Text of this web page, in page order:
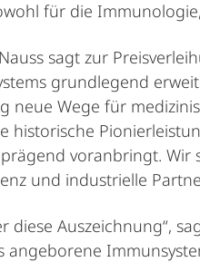
für die
sagt zur
grundlegend
neue Wege für
historische
voranbringt.
und industrielle
diese Auszeichnung“,
angeborene